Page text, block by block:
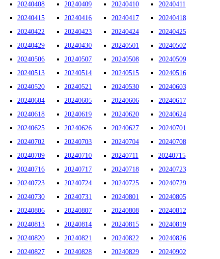
20240408
20240409 20240410
20240411
20240415
20240416 20240417
20240418
20240422
20240423 20240424
20240425
20240429
20240430 20240501
20240502
20240506
20240507 20240508
20240509
20240513
20240514 20240515
20240516
20240520
20240521 20240530
20240603
20240604
20240605 20240606
20240617
20240618
20240619 20240620
20240624
20240625
20240626 20240627
20240701
20240702
20240703 20240704
20240708
20240709
20240710 20240711
20240715
20240716
20240717 20240718
20240723
20240723
20240724 20240725
20240729
20240730
20240731 20240801
20240805
20240806
20240807 20240808
20240812
20240813
20240814 20240815
20240819
20240820
20240821 20240822
20240826
20240827
20240828 20240829
20240902